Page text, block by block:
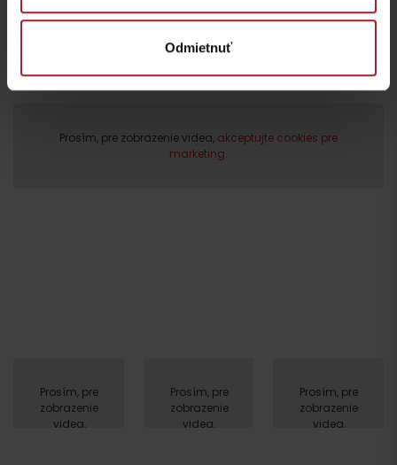
Odmietnuť
Prosím, pre zobrazenie videa, akceptujte cookies pre
marketing.
Prosím, pre
zobrazenie
videa,
Prosím, pre
zobrazenie
videa,
Prosím, pre
zobrazenie
videa,